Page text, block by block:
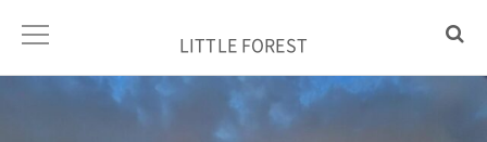
LITTLE FOREST